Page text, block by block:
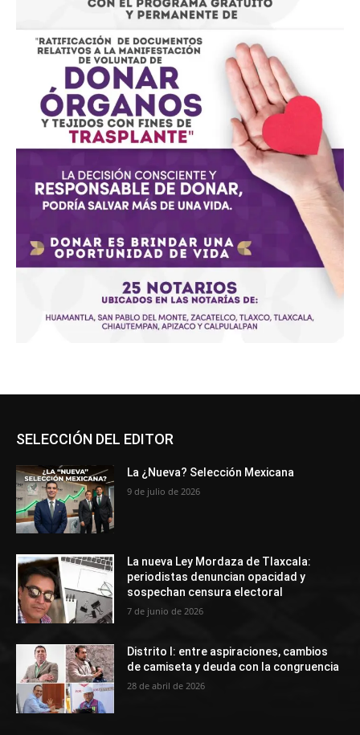
SELECCIÓN DEL EDITOR
La ¿Nueva? Selección Mexicana
9 de julio de 2026
La nueva Ley Mordaza de Tlaxcala:
periodistas denuncian opacidad y
sospechan censura electoral
7 de junio de 2026
Distrito I: entre aspiraciones, cambios
de camiseta y deuda con la congruencia
28 de abril de 2026